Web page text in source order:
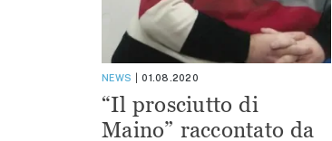
NEWS 01.08.2020
“Il prosciutto di
Maino” raccontato da